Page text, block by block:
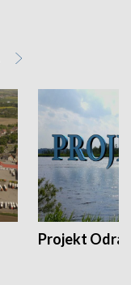
Projekt Odra